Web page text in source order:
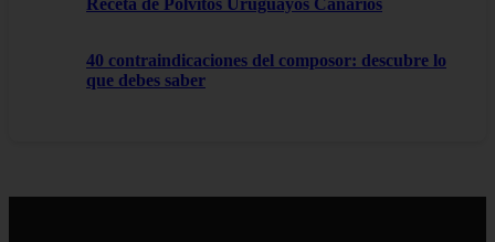
40 contraindicaciones del composor: descubre lo
que debes saber